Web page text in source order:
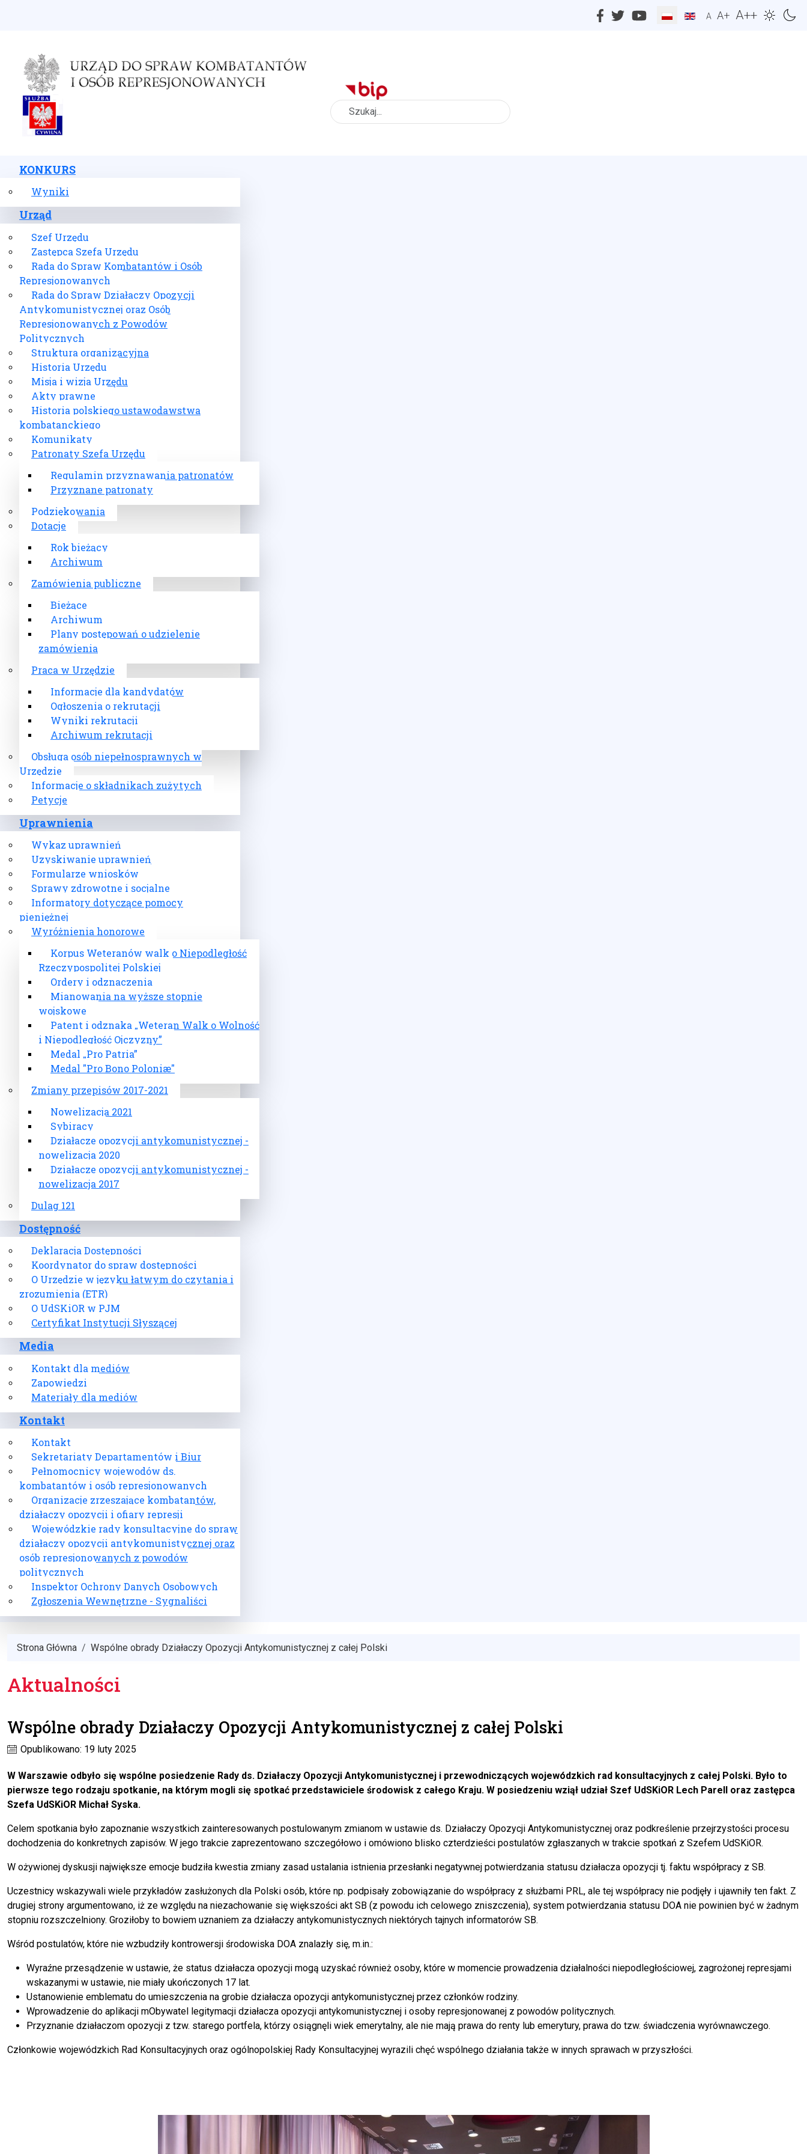
A A+ A++
Szukaj
KONKURS
Wyniki
Urząd
Szef Urzędu
Zastępca Szefa Urzędu
Rada do Spraw Kombatantów i Osób
Represjonowanych
Rada do Spraw Działaczy Opozycji
Antykomunistycznej oraz Osób
Represjonowanych z Powodów
Politycznych
Struktura organizacyjna
Historia Urzędu
Misja i wizja Urzędu
Akty prawne
Historia polskiego ustawodawstwa
kombatanckiego
Komunikaty
Patronaty Szefa Urzędu
Regulamin przyznawania patronatów
Przyznane patronaty
Podziękowania
Dotacje
Rok bieżący
Archiwum
Zamówienia publiczne
Bieżące
Archiwum
Plany postępowań o udzielenie
zamówienia
Praca w Urzędzie
Informacje dla kandydatów
Ogłoszenia o rekrutacji
Wyniki rekrutacji
Archiwum rekrutacji
Obsługa osób niepełnosprawnych w
Urzędzie
Informacje o składnikach zużytych
Petycje
Uprawnienia
Wykaz uprawnień
Uzyskiwanie uprawnień
Formularze wniosków
Sprawy zdrowotne i socjalne
Informatory dotyczące pomocy
pieniężnej
Wyróżnienia honorowe
Korpus Weteranów walk o Niepodległość
Rzeczypospolitej Polskiej
Ordery i odznaczenia
Mianowania na wyższe stopnie
wojskowe
Patent i odznaka „Weteran Walk o Wolność
i Niepodległość Ojczyzny”
Medal „Pro Patria”
Medal "Pro Bono Poloniæ"
Zmiany przepisów 2017-2021
Nowelizacja 2021
Sybiracy
Działacze opozycji antykomunistycznej -
nowelizacja 2020
Działacze opozycji antykomunistycznej -
nowelizacja 2017
Dulag 121
Dostępność
Deklaracja Dostępności
Koordynator do spraw dostępności
O Urzędzie w języku łatwym do czytania i
zrozumienia (ETR)
O UdSKiOR w PJM
Certyfikat Instytucji Słyszącej
Media
Kontakt dla mediów
Zapowiedzi
Materiały dla mediów
Kontakt
Kontakt
Sekretariaty Departamentów i Biur
Pełnomocnicy wojewodów ds.
kombatantów i osób represjonowanych
Organizacje zrzeszające kombatantów,
działaczy opozycji i ofiary represji
Wojewódzkie rady konsultacyjne do spraw
działaczy opozycji antykomunistycznej oraz
osób represjonowanych z powodów
politycznych
Inspektor Ochrony Danych Osobowych
Zgłoszenia Wewnętrzne - Sygnaliści
Strona Główna Wspólne obrady Działaczy Opozycji Antykomunistycznej z całej Polski
Aktualności
Wspólne obrady Działaczy Opozycji Antykomunistycznej z całej Polski
Opublikowano: 19 luty 2025
W Warszawie odbyło się wspólne posiedzenie Rady ds. Działaczy Opozycji Antykomunistycznej i przewodniczących wojewódzkich rad konsultacyjnych z całej Polski. Było to
pierwsze tego rodzaju spotkanie, na którym mogli się spotkać przedstawiciele środowisk z całego Kraju. W posiedzeniu wziął udział Szef UdSKiOR Lech Parell oraz zastępca
Szefa UdSKiOR Michał Syska.
Celem spotkania było zapoznanie wszystkich zainteresowanych postulowanym zmianom w ustawie ds. Działaczy Opozycji Antykomunistycznej oraz podkreślenie przejrzystości procesu
dochodzenia do konkretnych zapisów. W jego trakcie zaprezentowano szczegółowo i omówiono blisko czterdzieści postulatów zgłaszanych w trakcie spotkań z Szefem UdSKiOR.
W ożywionej dyskusji największe emocje budziła kwestia zmiany zasad ustalania istnienia przesłanki negatywnej potwierdzania statusu działacza opozycji tj. faktu współpracy z SB.
Uczestnicy wskazywali wiele przykładów zasłużonych dla Polski osób, które np. podpisały zobowiązanie do współpracy z służbami PRL, ale tej współpracy nie podjęły i ujawniły ten fakt. Z
drugiej strony argumentowano, iż ze względu na niezachowanie się większości akt SB (z powodu ich celowego zniszczenia), system potwierdzania statusu DOA nie powinien być w żadnym
stopniu rozszczelniony. Groziłoby to bowiem uznaniem za działaczy antykomunistycznych niektórych tajnych informatorów SB.
Wśród postulatów, które nie wzbudziły kontrowersji środowiska DOA znalazły się, m.in.:
Wyraźne przesądzenie w ustawie, że status działacza opozycji mogą uzyskać również osoby, które w momencie prowadzenia działalności niepodległościowej, zagrożonej represjami
wskazanymi w ustawie, nie miały ukończonych 17 lat.
Ustanowienie emblematu do umieszczenia na grobie działacza opozycji antykomunistycznej przez członków rodziny.
Wprowadzenie do aplikacji mObywatel legitymacji działacza opozycji antykomunistycznej i osoby represjonowanej z powodów politycznych.
Przyznanie działaczom opozycji z tzw. starego portfela, którzy osiągnęli wiek emerytalny, ale nie mają prawa do renty lub emerytury, prawa do tzw. świadczenia wyrównawczego.
Członkowie wojewódzkich Rad Konsultacyjnych oraz ogólnopolskiej Rady Konsultacyjnej wyrazili chęć wspólnego działania także w innych sprawach w przyszłości.